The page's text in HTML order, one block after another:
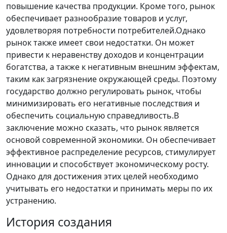
повышение качества продукции. Кроме того, рынок
обеспечивает разнообразие товаров и услуг,
удовлетворяя потребности потребителей.Однако
рынок также имеет свои недостатки. Он может
привести к неравенству доходов и концентрации
богатства, а также к негативным внешним эффектам,
таким как загрязнение окружающей среды. Поэтому
государство должно регулировать рынок, чтобы
минимизировать его негативные последствия и
обеспечить социальную справедливость.В
заключение можно сказать, что рынок является
основой современной экономики. Он обеспечивает
эффективное распределение ресурсов, стимулирует
инновации и способствует экономическому росту.
Однако для достижения этих целей необходимо
учитывать его недостатки и принимать меры по их
устранению.
История создания